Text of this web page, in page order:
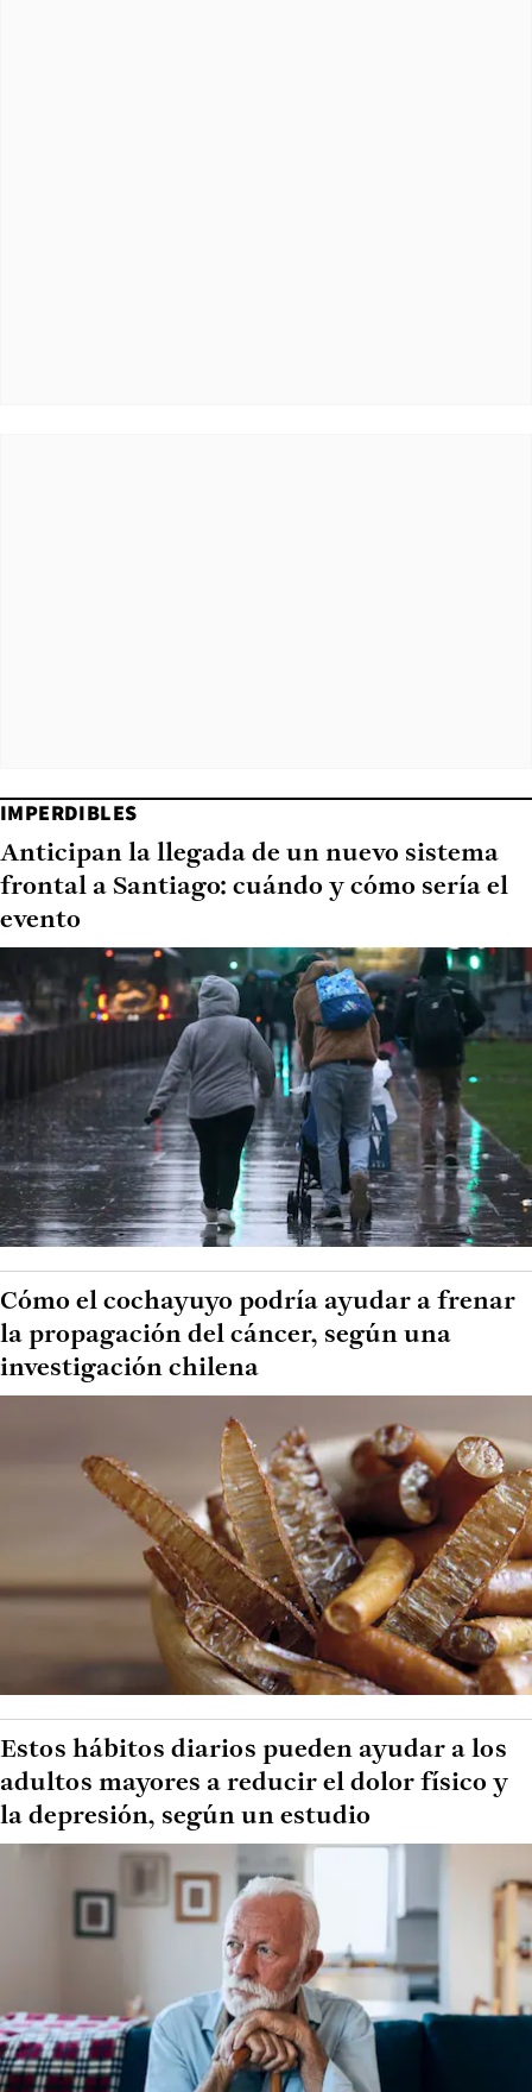
IMPERDIBLES
Anticipan la llegada de un nuevo sistema
frontal a Santiago: cuándo y cómo sería el
evento
Cómo el cochayuyo podría ayudar a frenar
la propagación del cáncer, según una
investigación chilena
Estos hábitos diarios pueden ayudar a los
adultos mayores a reducir el dolor físico y
la depresión, según un estudio